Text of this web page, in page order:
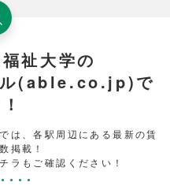
祉大学の
ル(able.co.jp)で
は、各駅周辺にある最新の賃
掲載！
ラもご確認ください！